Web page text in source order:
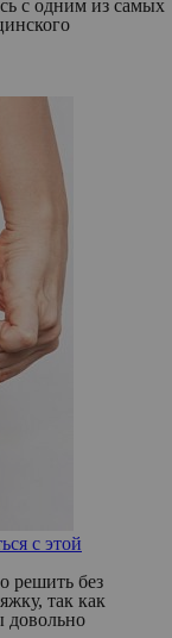
с одним из самых
с этой
решить без
так как
довольно